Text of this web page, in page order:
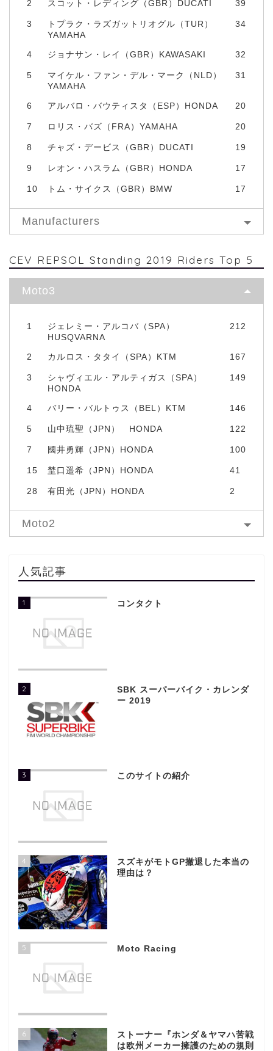
2 スコット・レディング（GBR）DUCATI 39
3
トプラク・ラズガットリオグル（TUR）
YAMAHA
34
4 ジョナサン・レイ（GBR）KAWASAKI 32
5
マイケル・ファン・デル・マーク（NLD）
YAMAHA
31
6 アルバロ・バウティスタ（ESP）HONDA 20
7 ロリス・バズ（FRA）YAMAHA 20
8 チャズ・デービス（GBR）DUCATI 19
9 レオン・ハスラム（GBR）HONDA 17
10 トム・サイクス（GBR）BMW 17
Manufacturers
CEV REPSOL Standing 2019 Riders Top 5
Moto3
1
ジェレミー・アルコバ（SPA）
HUSQVARNA
212
2 カルロス・タタイ（SPA）KTM 167
3
シャヴィエル・アルティガス（SPA）
HONDA
149
4 バリー・バルトゥス（BEL）KTM 146
5 山中琉聖（JPN） HONDA 122
7 國井勇輝（JPN）HONDA 100
15 埜口遥希（JPN）HONDA 41
28 有田光（JPN）HONDA 2
Moto2
人気記事
1 コンタクト
2
SBK スーパーバイク・カレンダ
ー 2019
3 このサイトの紹介
4
スズキがモトGP撤退した本当の
理由は？
5 Moto Racing
6
ストーナー『ホンダ＆ヤマハ苦戦
は欧州メーカー擁護のための規則